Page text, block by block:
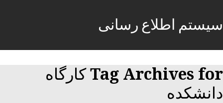
سیستم اطلاع رسانی
Tag Archives for كارگاه
دانشكده